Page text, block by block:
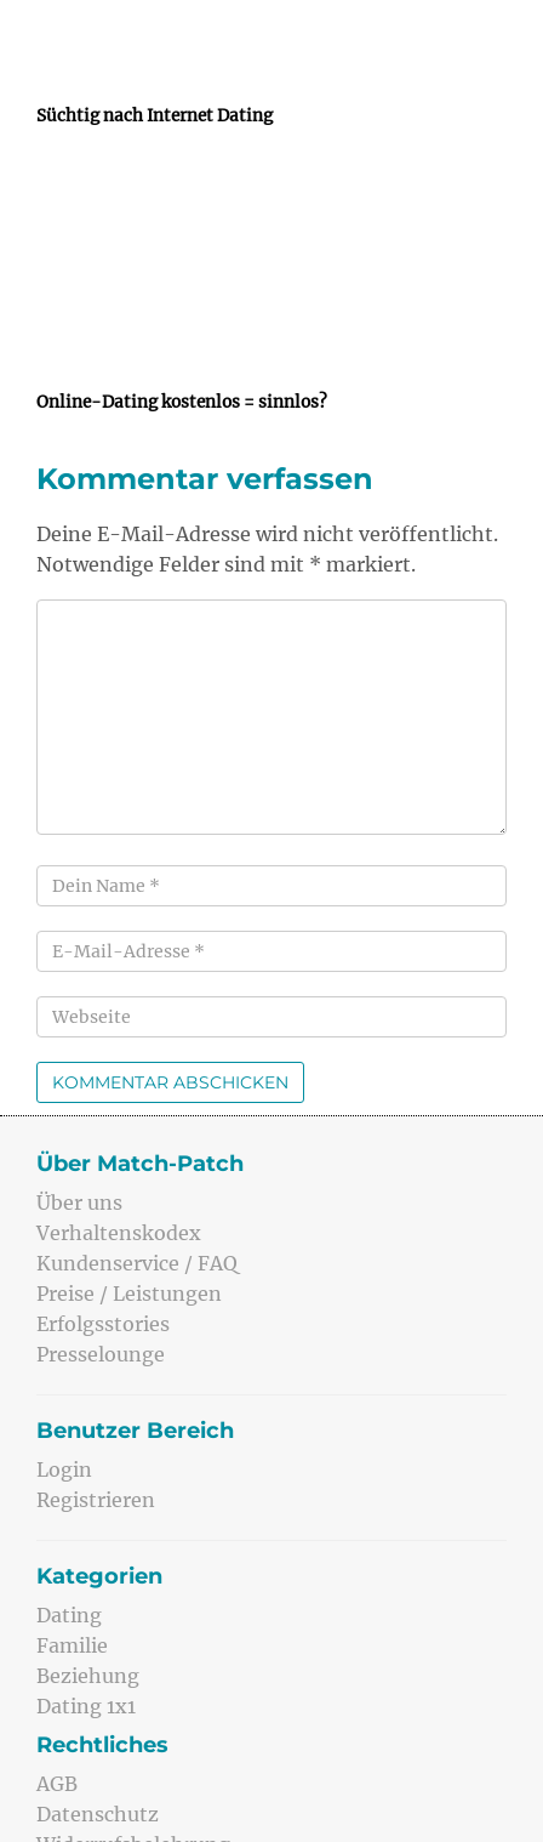
Süchtig nach Internet Dating
Online-Dating kostenlos = sinnlos?
Kommentar verfassen
Deine E-Mail-Adresse wird nicht veröffentlicht.
Notwendige Felder sind mit * markiert.
Über Match-Patch
Über uns
Verhaltenskodex
Kundenservice / FAQ
Preise / Leistungen
Erfolgsstories
Presselounge
Benutzer Bereich
Login
Registrieren
Kategorien
Dating
Familie
Beziehung
Dating 1x1
Rechtliches
AGB
Datenschutz